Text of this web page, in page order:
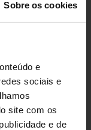
Sobre os cookies
e
sociais e
site com os
e de